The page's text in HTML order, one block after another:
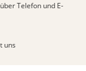
Telefon und E-
uns